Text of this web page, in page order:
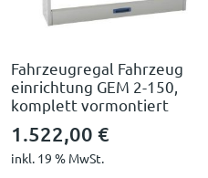
Fahrzeugregal Fahrzeug
einrichtung GEM 2-150,
komplett vormontiert
1.522,00€
inkl. 19 % MwSt.